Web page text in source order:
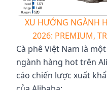
XU HƯỚNG NGÀNH
2026: PREMIUM,
Cà phê Việt Nam là
ngành hàng hot trên
cáo chiến lược xuất